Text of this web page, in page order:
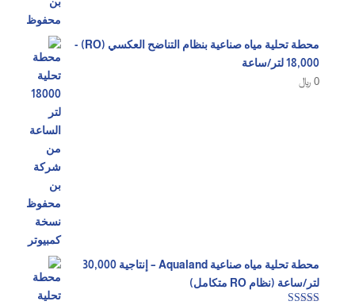
محطة تحلية مياه صناعية بنظام التناضح العكسي (RO) -
18,000 لتر/ساعة
0 ﷼
محطة تحلية مياه صناعية Aqualand – إنتاجية 30,000
لتر/ساعة (نظام RO متكامل)